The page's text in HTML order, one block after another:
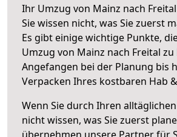
Ihr Umzug von Mainz nach
Sie wissen nicht, was Sie zuerst
Es gibt einige wichtige Punkte,
Umzug von Mainz nach Freital
Angefangen bei der Planung bis
Verpacken Ihres kostbaren Hab
Wenn Sie durch Ihren
nicht wissen, was Sie zuerst